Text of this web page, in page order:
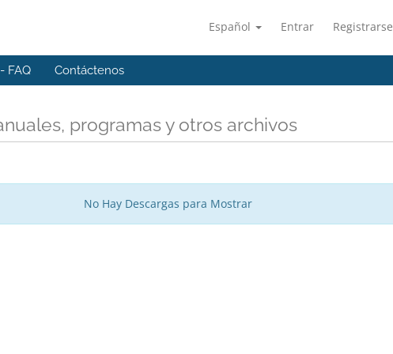
Español Entrar Registrarse
FAQ Contáctenos
programas y otros archivos
No Hay Descargas para Mostrar